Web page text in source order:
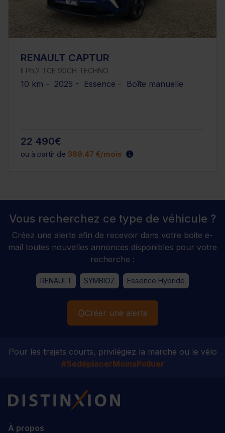
RENAULT CAPTUR
II Ph.2 TCE 90CH TECHNO
10 km - 2025 - Essence - Boîte manuelle
22 490€
ou à partir de 369.47 €/mois
Vous recherchez ce type de véhicule ?
Créez une alerte afin de recevoir dans votre boite e-
mail toutes nouvelles annonces disponibles pour votre
recherche :
RENAULT SYMBIOZ Essence Hybride
Créer une alerte
Pour les trajets courts, privilégiez la marche ou le vélo
#SedéplacerMoinsPolluer
Distinxion
À propos